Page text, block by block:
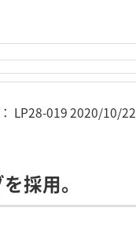
LP28-019 2020/10/22
採用。